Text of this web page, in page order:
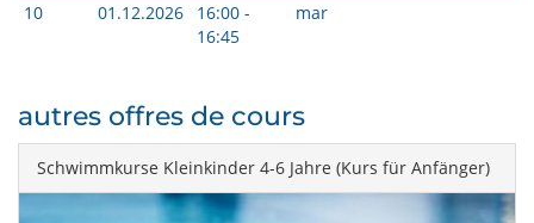
10 01.12.2026
16:00 -
16:45
mar
autres offres de cours
Schwimmkurse Kleinkinder 4-6 Jahre (Kurs für Anfänger)